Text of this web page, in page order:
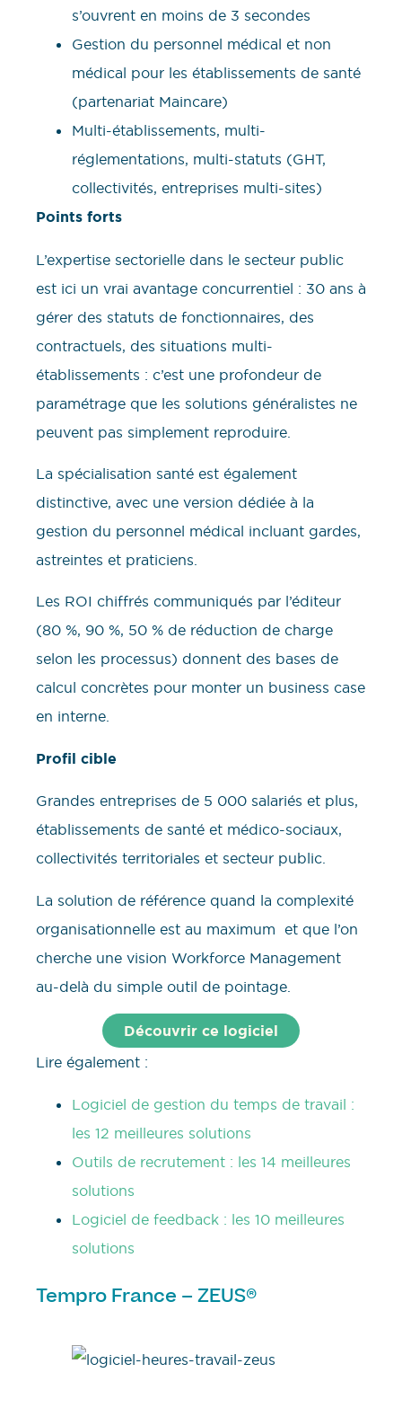
s’ouvrent en moins de 3 secondes
Gestion du personnel médical et non
médical pour les établissements de santé
(partenariat Maincare)
Multi-établissements, multi-
réglementations, multi-statuts (GHT,
collectivités, entreprises multi-sites)
Points forts
L’expertise sectorielle dans le secteur public
est ici un vrai avantage concurrentiel : 30 ans à
gérer des statuts de fonctionnaires, des
contractuels, des situations multi-
établissements : c’est une profondeur de
paramétrage que les solutions généralistes ne
peuvent pas simplement reproduire.
La spécialisation santé est également
distinctive, avec une version dédiée à la
gestion du personnel médical incluant gardes,
astreintes et praticiens.
Les ROI chiffrés communiqués par l’éditeur
(80 %, 90 %, 50 % de réduction de charge
selon les processus) donnent des bases de
calcul concrètes pour monter un business case
en interne.
Profil cible
Grandes entreprises de 5 000 salariés et plus,
établissements de santé et médico-sociaux,
collectivités territoriales et secteur public.
La solution de référence quand la complexité
organisationnelle est au maximum et que l’on
cherche une vision Workforce Management
au-delà du simple outil de pointage.
Découvrir ce logiciel
Lire également :
Logiciel de gestion du temps de travail :
les 12 meilleures solutions
Outils de recrutement : les 14 meilleures
solutions
Logiciel de feedback : les 10 meilleures
solutions
Tempro France – ZEUS®